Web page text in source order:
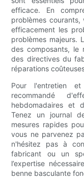
efficace. En
problèmes
efficacement les
problèmes majeurs.
des composants, le
des directives du
réparations
Pour l'entretien
recommandé
hebdomadaires et
Tenez un journal
mesures rapides
vous ne parvenez
n'hésitez pas à
fabricant ou un
l’expertise
benne basculante